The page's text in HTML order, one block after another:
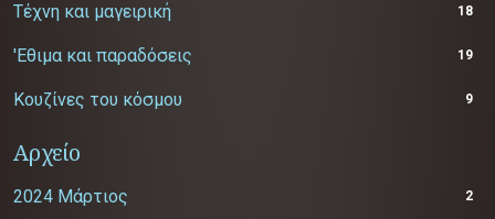
Τέχνη και μαγειρική 18
'Εθιμα και παραδόσεις 19
Κουζίνες του κόσμου 9
Αρχείο
2024 Μάρτιος 2